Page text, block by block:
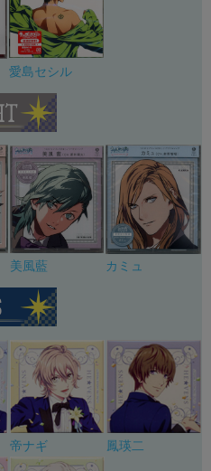
愛島セシル
美風藍 カミュ
帝ナギ 鳳瑛二